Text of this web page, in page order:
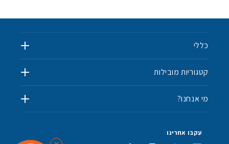
כללי
קטגוריות מובילות
מי אנחנו?
עקבו אחרינו